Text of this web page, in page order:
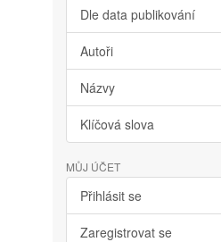
Dle data publikování
Autoři
Názvy
Klíčová slova
MŮJ ÚČET
Přihlásit se
Zaregistrovat se